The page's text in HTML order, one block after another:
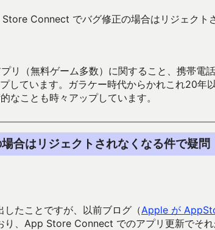
Connect でバグ修正の場合はリジェクト
リ（無料ゲーム多数）に関すること、携帯
しています。ガラケー時代からかれこれ20
なことも時々アップしています。
合はリジェクトされなくなる件で疑問
たことですが、以前ブログ（Apple が
り、App Store Connect でのアプリ更新でそ